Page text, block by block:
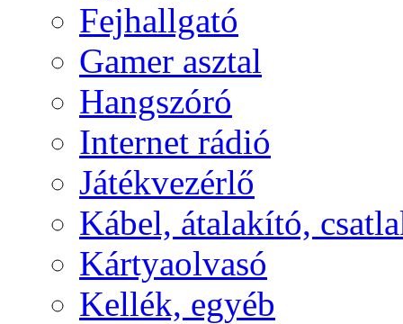
Fejhallgató
Gamer asztal
Hangszóró
Internet rádió
Játékvezérlő
Kábel, átalakító,
Kártyaolvasó
Kellék, egyéb